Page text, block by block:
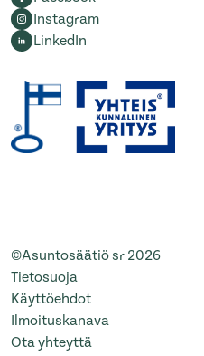
Instagram
LinkedIn
©Asuntosäätiö sr 2026
Tietosuoja
Käyttöehdot
Ilmoituskanava
Ota yhteyttä